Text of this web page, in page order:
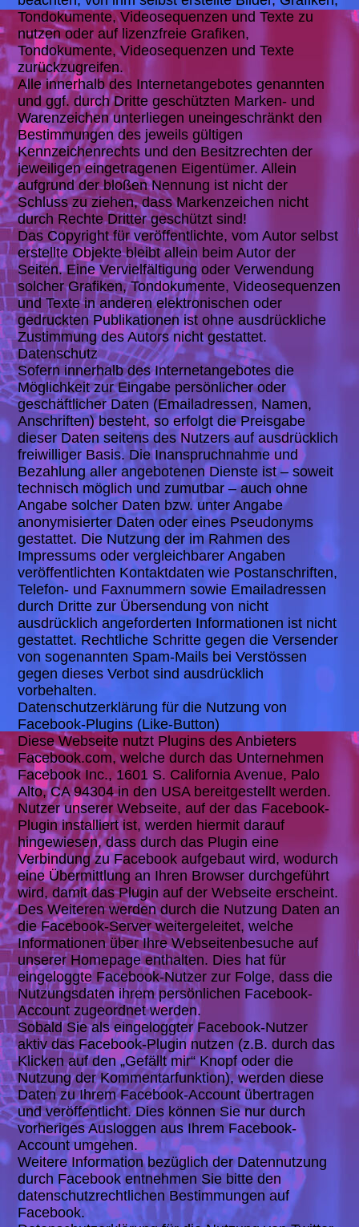
Tondokumente, Videosequenzen und Texte zu
nutzen oder auf lizenzfreie Grafiken,
Tondokumente, Videosequenzen und Texte
zurückzugreifen.
Alle innerhalb des Internetangebotes genannten
und ggf. durch Dritte geschützten Marken- und
Warenzeichen unterliegen uneingeschränkt den
Bestimmungen des jeweils gültigen
Kennzeichenrechts und den Besitzrechten der
jeweiligen eingetragenen Eigentümer. Allein
aufgrund der bloßen Nennung ist nicht der
Schluss zu ziehen, dass Markenzeichen nicht
durch Rechte Dritter geschützt sind!
Das Copyright für veröffentlichte, vom Autor selbst
erstellte Objekte bleibt allein beim Autor der
Seiten. Eine Vervielfältigung oder Verwendung
solcher Grafiken, Tondokumente, Videosequenzen
und Texte in anderen elektronischen oder
gedruckten Publikationen ist ohne ausdrückliche
Zustimmung des Autors nicht gestattet.
Datenschutz
Sofern innerhalb des Internetangebotes die
Möglichkeit zur Eingabe persönlicher oder
geschäftlicher Daten (Emailadressen, Namen,
Anschriften) besteht, so erfolgt die Preisgabe
dieser Daten seitens des Nutzers auf ausdrücklich
freiwilliger Basis. Die Inanspruchnahme und
Bezahlung aller angebotenen Dienste ist – soweit
technisch möglich und zumutbar – auch ohne
Angabe solcher Daten bzw. unter Angabe
anonymisierter Daten oder eines Pseudonyms
gestattet. Die Nutzung der im Rahmen des
Impressums oder vergleichbarer Angaben
veröffentlichten Kontaktdaten wie Postanschriften,
Telefon- und Faxnummern sowie Emailadressen
durch Dritte zur Übersendung von nicht
ausdrücklich angeforderten Informationen ist nicht
gestattet. Rechtliche Schritte gegen die Versender
von sogenannten Spam-Mails bei Verstössen
gegen dieses Verbot sind ausdrücklich
vorbehalten.
Datenschutzerklärung für die Nutzung von
Facebook-Plugins (Like-Button)
Diese Webseite nutzt Plugins des Anbieters
Facebook.com, welche durch das Unternehmen
Facebook Inc., 1601 S. California Avenue, Palo
Alto, CA 94304 in den USA bereitgestellt werden.
Nutzer unserer Webseite, auf der das Facebook-
Plugin installiert ist, werden hiermit darauf
hingewiesen, dass durch das Plugin eine
Verbindung zu Facebook aufgebaut wird, wodurch
eine Übermittlung an Ihren Browser durchgeführt
wird, damit das Plugin auf der Webseite erscheint.
Des Weiteren werden durch die Nutzung Daten an
die Facebook-Server weitergeleitet, welche
Informationen über Ihre Webseitenbesuche auf
unserer Homepage enthalten. Dies hat für
eingeloggte Facebook-Nutzer zur Folge, dass die
Nutzungsdaten ihrem persönlichen Facebook-
Account zugeordnet werden.
Sobald Sie als eingeloggter Facebook-Nutzer
aktiv das Facebook-Plugin nutzen (z.B. durch das
Klicken auf den „Gefällt mir“ Knopf oder die
Nutzung der Kommentarfunktion), werden diese
Daten zu Ihrem Facebook-Account übertragen
und veröffentlicht. Dies können Sie nur durch
vorheriges Ausloggen aus Ihrem Facebook-
Account umgehen.
Weitere Information bezüglich der Datennutzung
durch Facebook entnehmen Sie bitte den
datenschutzrechtlichen Bestimmungen auf
Facebook.